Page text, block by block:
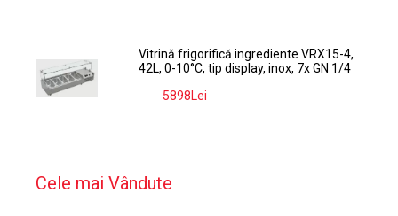
Vitrină frigorifică ingrediente VRX15-4,
42L, 0-10°C, tip display, inox, 7x GN 1/4
5898Lei
Cele mai Vândute